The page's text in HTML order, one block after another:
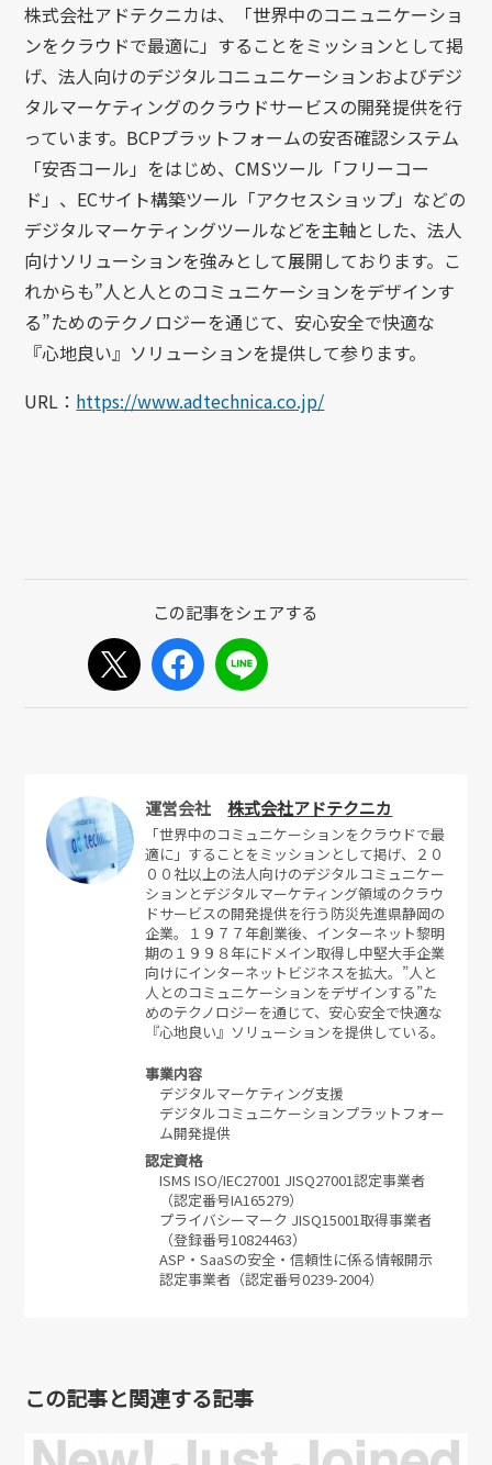
株式会社アドテクニカは、「世界中のコニュニケーショ
ンをクラウドで最適に」することをミッションとして掲
げ、法人向けのデジタルコニュニケーションおよびデジ
タルマーケティングのクラウドサービスの開発提供を行
っています。BCPプラットフォームの安否確認システム
「安否コール」をはじめ、CMSツール「フリーコー
ド」、ECサイト構築ツール「アクセスショップ」などの
デジタルマーケティングツールなどを主軸とした、法人
向けソリューションを強みとして展開しております。こ
れからも”人と人とのコミュニケーションをデザインす
る”ためのテクノロジーを通じて、安心安全で快適な
『心地良い』ソリューションを提供して参ります。
URL： https://www.adtechnica.co.jp/
運営会社株式会社アドテクニカ
「世界中のコミュニケーションをクラウドで最
適に」することをミッションとして掲げ、２０
００社以上の法人向けのデジタルコミュニケー
ションとデジタルマーケティング領域のクラウ
ドサービスの開発提供を行う防災先進県静岡の
企業。１９７７年創業後、インターネット黎明
期の１９９８年にドメイン取得し中堅大手企業
向けにインターネットビジネスを拡大。”人と
人とのコミュニケーションをデザインする”た
めのテクノロジーを通じて、安心安全で快適な
『心地良い』ソリューションを提供している。
事業内容
デジタルマーケティング支援
デジタルコミュニケーションプラットフォー
ム開発提供
認定資格
ISMS ISO/IEC27001 JISQ27001認定事業者
（認定番号IA165279）
プライバシーマーク JISQ15001取得事業者
（登録番号10824463）
ASP・SaaSの安全・信頼性に係る情報開示
認定事業者（認定番号0239-2004）
この記事と関連する記事